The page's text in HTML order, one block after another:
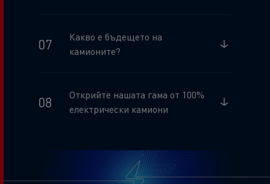
Какво е бъдещето на
камионите?
Открийте нашата гама от 100%
електрически камиони